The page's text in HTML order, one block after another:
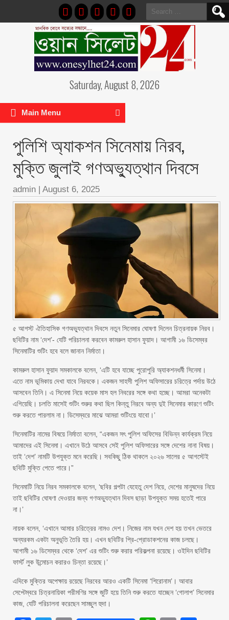
Search
for:
Saturday, August 8, 2026
Main Menu
পুলিশি অ্যাকশন সিনেমায় নিরব,
মুক্তি জুলাই গণঅভ্যুত্থান দিবসে
admin | August 6, 2025
৫ আগস্ট ঐতিহাসিক গণঅভ্যুত্থান দিবসে নতুন সিনেমার ঘোষণা দিলেন চিত্রনায়ক নিরব।
ছবিটির নাম ‘দেশ’- যেটি পরিচালনা করবেন কামরুল হাসান ফুয়াদ। আগামী ১৬ ডিসেম্বর
সিনেমাটির শুটিং হবে বলে জানান নির্মাতা।
কামরুল হাসান ফুয়াদ সমকালকে বলেন, ‘এটি হবে যাচ্ছে পুরোপুরি অ্যাকশনধর্মী সিনেমা।
এতে নাম ভূমিকায় দেখা যাবে নিরবকে। একজন সাহসী পুলিশ অফিসারের চরিত্রে পর্দায় উঠে
আসবেন তিনি। এ সিনেমা নিয়ে কয়েক মাস হল নিবরের সঙ্গে কথা হচ্ছে। আমরা অনেকটা
এগিয়েছি। চলতি মাসেই শুটিং শুরুর কথা ছিল কিন্তু নিরবে অন্য দুই সিনেমার কারণে শুটিং
শুরু করতে পারলাম না। ডিসেম্বরে মাঝে আমরা শুটিংয়ে যাবো।’
সিনেমাটির নামের বিষয়ে নির্মাতা বলেন, “একজন সৎ পুলিশ অফিসের বিভিন্ন কার্যক্রম নিয়ে
আমাদের এই সিনেমা। এখানে উঠে আসবে সেই পুলিশ অফিসারের সঙ্গে দেশের নানা বিষয়।
তাই ‘দেশ’ নামটি উপযুক্ত মনে করেছি। সবকিছু ঠিক থাকলে ২০২৬ সালের ৫ আগস্টেই
ছবিটি মুক্তি পেতে পারে।”
সিনেমাটি নিয়ে নিরব সমকালকে বলেন, ‘ছবির গল্পটা যেহেতু দেশ নিয়ে, দেশের মানুষদের নিয়ে
তাই ছবিটির ঘোষণা দেওয়ার জন্য গণঅভ্যুত্থান দিবস ছাড়া উপযুক্ত সময় হতেই পারে
না।’
নায়ক বলেন, ‘এখানে আমার চরিত্রের নামও দেশ। নিজের নাম যখন দেশ হয় তখন ভেতরে
অন্যরকম একটা অনুভূতি তৈরি হয়। এখন ছবিটির প্রি-প্রোডাকশনের কাজ চলছে।
আগামী ১৬ ডিসেম্বর থেকে ‘দেশ’ এর শুটিং শুরু করার পরিকল্পনা রয়েছে। ওইদিন ছবিটির
ফার্স্ট লুক উন্মোচন করারও চিন্তা রয়েছে।’
এদিকে মুক্তির অপেক্ষায় রয়েছে নিরবের আরও একটি সিনেমা ‘শিরোনাম’। আবার
সেপ্টেম্বরে চিত্রনায়িকা পরীমণির সঙ্গে জুটি হয়ে তিনি শুরু করতে যাচ্ছেন ‘গোলাপ’ সিনেমার
কাজ, যেটি পরিচালনা করেছেন সামছুল হুদা।